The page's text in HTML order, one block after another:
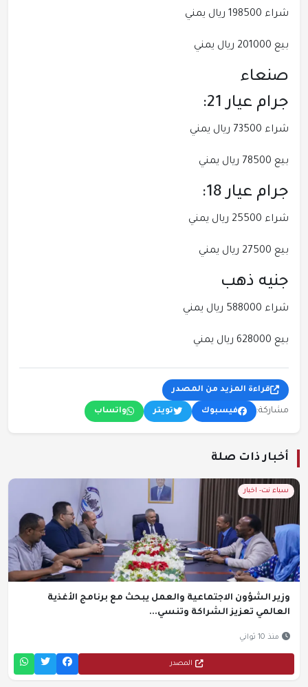
شراء 198500 ريال يمني
بيع 201000 ريال يمني
صنعاء
جرام عيار 21:
شراء 73500 ريال يمني
بيع 78500 ريال يمني
جرام عيار 18:
شراء 25500 ريال يمني
بيع 27500 ريال يمني
جنيه ذهب
شراء 588000 ريال يمني
بيع 628000 ريال يمني
قراءة المزيد من المصدر
مشاركة: فيسبوك تويتر واتساب
أخبار ذات صلة
سباء نت- اخبار
وزير الشؤون الاجتماعية والعمل يبحث مع برنامج الأغذية
العالمي تعزيز الشراكة وتنسي...
منذ 10 ثواني
المصدر